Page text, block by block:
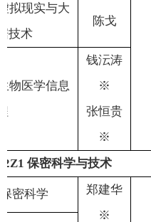
拟现实与大
技术
陈戈
物医学信息
钱沄涛
※
张恒贵
※
保密科学与技术
保密科学
郑建华
※